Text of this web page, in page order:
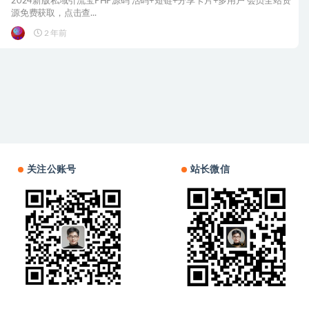
源免费获取，点击查...
2 年前
关注公账号 站长微信